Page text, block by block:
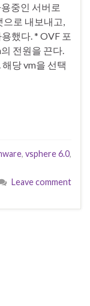
중인 서버로
로 내보내고,
했다. * OVF 포
전원을 끈다.
당 vm을 선택
, vsphere 6.0,
Leave comment